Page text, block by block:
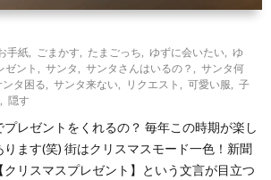
シ
ー
手紙 ごまかす たまごっち ゆずに会いたい
ゆ
ゼント サンタ サンタさんはいるの？
サンタ何
ンタ困る サンタ来ない リクエスト 可愛い服
子
隠す
レゼントをくれるの？ 毎年この時期が楽し
ます(笑) 街はクリスマスモード一色！新聞
リスマスプレゼント】という文言が目立つ